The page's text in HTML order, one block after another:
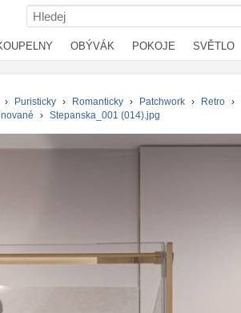
OBÝVÁK POKOJE SVĚTLO
› Puristicky › Romanticky › Patchwork › Retro ›
› Stepanska_001 (014).jpg